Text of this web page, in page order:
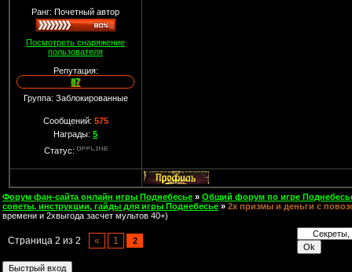
Ранг: Почетный автор
Посмотреть снаряжение
пользователя
Репутация:
87
Группа: Заблокированные
Сообщений: 575
Награды: 5
Статус:
Форум фан-сайта онлайн игры Поднебесье » Общий форум по игре
советы, инструкции, гайды для игры Поднебесье » 2х призмы и деньги с
времени и 2хвыгода засчет мультов 40+)
Страница 2 из 2 « 1 2